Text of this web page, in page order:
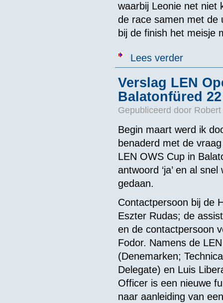
waarbij Leonie net niet
de race samen met de
bij de finish het meisje
Lees verderover Marcel
Verslag LEN
Balatonfüred
Gepubliceerd door
Begin maart werd ik
benaderd met de
LEN OWS Cup in
antwoord ‘ja’ en al
gedaan.
Contactpersoon bij de
Eszter Rudas; de
en de contactpersoon
Fodor. Namens de
(Denemarken;
Delegate) en Luis
Officer is een nieuwe
naar aanleiding van